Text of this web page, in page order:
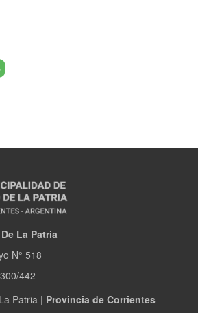
La Patria
N° 518
442
Patria | Provincia de Corrientes